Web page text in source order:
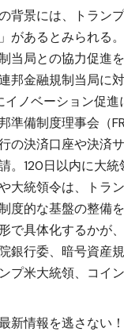
背景には、トラン
があるとみられる
当局との協力促進
邦金融規制当局に
イノベーション促
準備制度理事会（
の決済口座や決済
。120日以内に大
大統領令は、トラ
度的な基盤の整備
で具体化するかが
銀行委、暗号資産
プ米大統領、コイ
新情報を逃さない